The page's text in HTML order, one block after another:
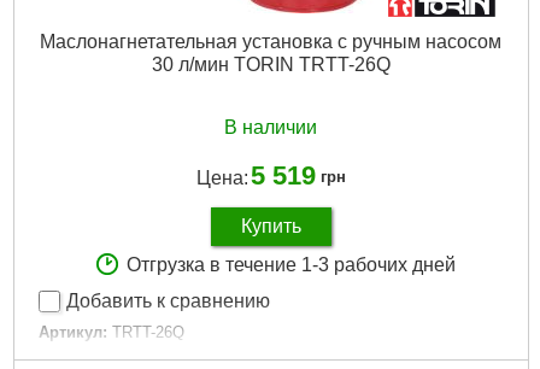
Маслонагнетательная установка с ручным насосом
30 л/мин TORIN TRTT-26Q
В наличии
Цена:5 519 грн
Купить
Отгрузка в течение 1-3 рабочих дней
Добавить к сравнению
Артикул: TRTT-26Q
Код товара: 15.07.26